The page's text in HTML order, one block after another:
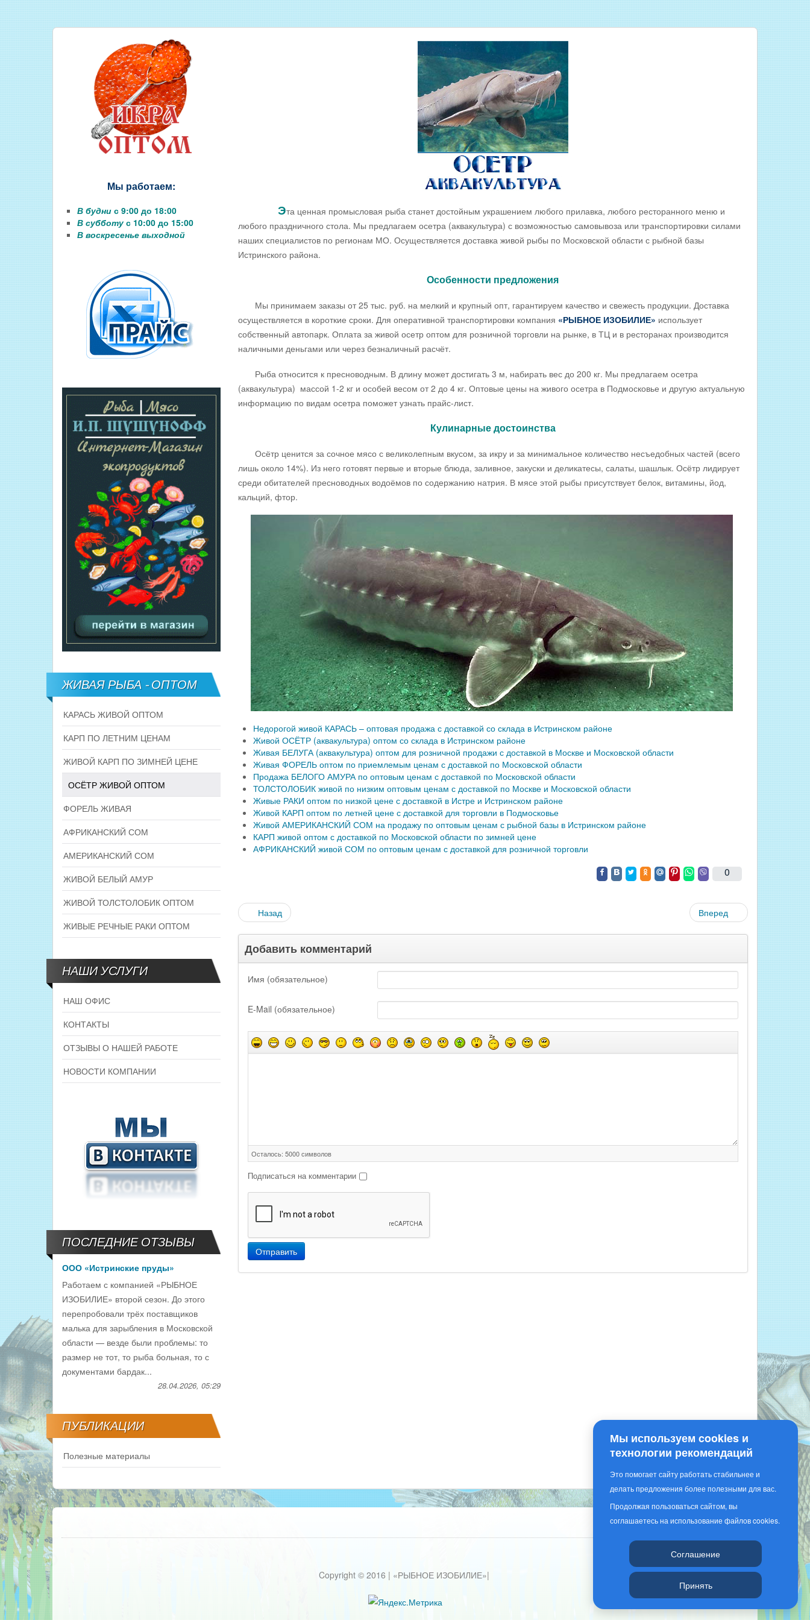
КОПЧЕНАЯ РЫБА
ВЯЛЕНАЯ РЫБА
ИКРА
РЫБНЫЕ КОНСЕРВЫ
РЫБНЫЕ СТЕЙКИ ОПТОМ
ФИЛЕ РЫБЫ
РЫБА ДЛЯ ЗАРЫБЛЕНИЯ ВОДОЕМА
Эта ценная промысловая рыба станет достойным украшением любого прилавка, любого ресторанного меню и
любого праздничного стола. Мы предлагаем осетра (аквакультура) с возможностью самовывоза или транспортировки силами
наших специалистов по регионам МО. Осуществляется доставка живой рыбы по Московской области с рыбной базы
Истринского района.
Особенности предложения
Мы принимаем заказы от 25 тыс. руб. на мелкий и крупный опт, гарантируем качество и свежесть продукции. Доставка
осуществляется в короткие сроки. Для оперативной транспортировки компания «РЫБНОЕ ИЗОБИЛИЕ» использует
собственный автопарк. Оплата за живой осетр оптом для розничной торговли на рынке, в ТЦ и в ресторанах производится
наличными деньгами или через безналичный расчёт.
Рыба относится к пресноводным. В длину может достигать 3 м, набирать вес до 200 кг. Мы предлагаем осетра
(аквакультура) массой 1-2 кг и особей весом от 2 до 4 кг. Оптовые цены на живого осетра в Подмосковье и другую актуальную
информацию по видам осетра поможет узнать прайс-лист.
Кулинарные достоинства
Осётр ценится за сочное мясо с великолепным вкусом, за икру и за минимальное количество несъедобных частей (всего
лишь около 14%). Из него готовят первые и вторые блюда, заливное, закуски и деликатесы, салаты, шашлык. Осётр лидирует
среди обитателей пресноводных водоёмов по содержанию натрия. В мясе этой рыбы присутствует белок, витамины, йод,
кальций, фтор.
Недорогой живой КАРАСЬ – оптовая продажа с доставкой со склада в Истринском районе
Живой ОСЁТР (аквакультура) оптом со склада в Истринском районе
Живая БЕЛУГА (аквакультура) оптом для розничной продажи с доставкой в Москве и Московской области
Живая ФОРЕЛЬ оптом по приемлемым ценам с доставкой по Московской области
Продажа БЕЛОГО АМУРА по оптовым ценам с доставкой по Московской области
ТОЛСТОЛОБИК живой по низким оптовым ценам с доставкой по Москве и Московской области
Живые РАКИ оптом по низкой цене с доставкой в Истре и Истринском районе
Живой КАРП оптом по летней цене с доставкой для торговли в Подмосковье
Живой АМЕРИКАНСКИЙ СОМ на продажу по оптовым ценам с рыбной базы в Истринском районе
КАРП живой оптом с доставкой по Московской области по зимней цене
АФРИКАНСКИЙ живой СОМ по оптовым ценам с доставкой для розничной торговли
0
Назад Вперед
Добавить комментарий
Имя (обязательное)
E-Mail (обязательное)
Осталось: 5000символов
Подписаться на комментарии
Отправить
Мы работаем:
В будни с 9:00 до 18:00
В субботус 10:00 до 15:00
В воскресенье выходной
ЖИВАЯ РЫБА - ОПТОМ
КАРАСЬ ЖИВОЙ ОПТОМ
КАРП ПО ЛЕТНИМ ЦЕНАМ
ЖИВОЙ КАРП ПО ЗИМНЕЙ ЦЕНЕ
ОСЁТР ЖИВОЙ ОПТОМ
ФОРЕЛЬ ЖИВАЯ
АФРИКАНСКИЙ СОМ
АМЕРИКАНСКИЙ СОМ
ЖИВОЙ БЕЛЫЙ АМУР
ЖИВОЙ ТОЛСТОЛОБИК ОПТОМ
ЖИВЫЕ РЕЧНЫЕ РАКИ ОПТОМ
НАШИ УСЛУГИ
НАШ ОФИС
КОНТАКТЫ
ОТЗЫВЫ О НАШЕЙ РАБОТЕ
НОВОСТИ КОМПАНИИ
ПОСЛЕДНИЕ ОТЗЫВЫ
ООО «Истринские пруды»
Работаем с компанией «РЫБНОЕ
ИЗОБИЛИЕ» второй сезон. До этого
перепробовали трёх поставщиков
малька для зарыбления в Московской
области — везде были проблемы: то
размер не тот, то рыба больная, то с
документами бардак...
28.04.2026, 05:29
ПУБЛИКАЦИИ
Полезные материалы
Мы используем cookies и
технологии рекомендаций
Это помогает сайту работать стабильнее и
делать предложения более полезными для вас.
Продолжая пользоваться сайтом, вы
соглашаетесь на использование файлов cookies.
Соглашение
Принять
Copyright © 2016 | «РЫБНОЕ ИЗОБИЛИЕ»|